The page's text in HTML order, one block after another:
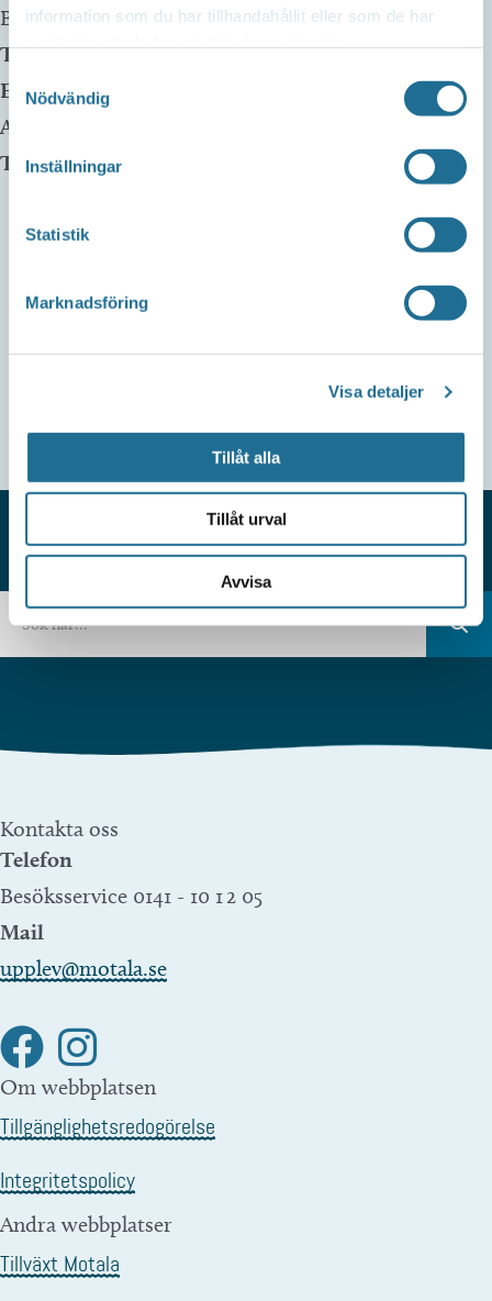
information som du har tillhandahållit eller som de har
Nödvändig
Inställningar
Statistik
Marknadsföring
Visa detaljer
Tillåt alla
Tillåt urval
Avvisa
Borensberg, 59175
Telefon:0141-22 58 75
E-mail:
Arrangör:
Telefonnummer arrangör:
HITTAR DU INTE VAD DU SÖKER?
Kontakta oss
Telefon
Besöksservice 0141 - 10 1 2 05
Mail
upplev@motala.se
Om webbplatsen
Tillgänglighetsredogörelse
Integritetspolicy
Andra webbplatser
Tillväxt Motala